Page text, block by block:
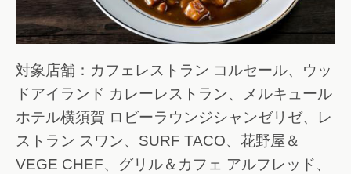
対象店舗：カフェレストラン コルセール、ウッ
ドアイランド カレーレストラン、メルキュール
ホテル横須賀 ロビーラウンジシャンゼリゼ、レ
ストラン スワン、SURF TACO、花野屋＆
VEGE CHEF、グリル＆カフェ アルフレッド、